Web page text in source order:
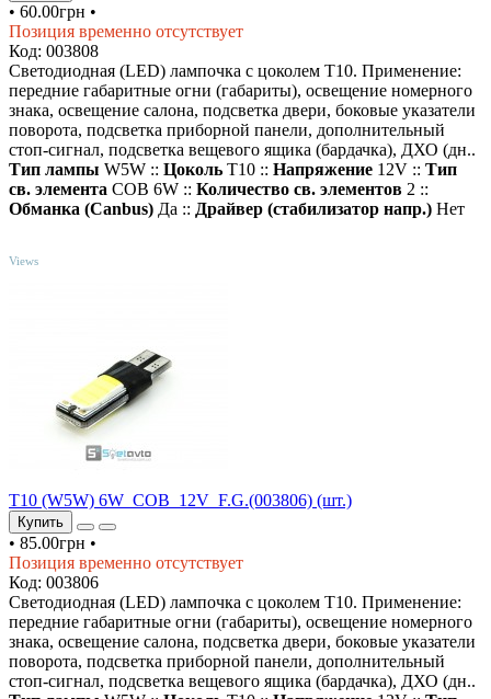
• 60.00грн •
Позиция временно отсутствует
Код: 003808
Светодиодная (LED) лампочка с цоколем T10. Применение:
передние габаритные огни (габариты), освещение номерного
знака, освещение салона, подсветка двери, боковые указатели
поворота, подсветка приборной панели, дополнительный
стоп-сигнал, подсветка вещевого ящика (бардачка), ДХО (дн..
Тип лампы W5W :: Цоколь T10 :: Напряжение 12V :: Тип
св. элемента COB 6W :: Количество св. элементов 2 ::
Обманка (Canbus) Да :: Драйвер (cтабилизатор напр.) Нет
Views
T10 (W5W) 6W_COB_12V_F.G.(003806) (шт.)
Купить
• 85.00грн •
Позиция временно отсутствует
Код: 003806
Светодиодная (LED) лампочка с цоколем T10. Применение:
передние габаритные огни (габариты), освещение номерного
знака, освещение салона, подсветка двери, боковые указатели
поворота, подсветка приборной панели, дополнительный
стоп-сигнал, подсветка вещевого ящика (бардачка), ДХО (дн..